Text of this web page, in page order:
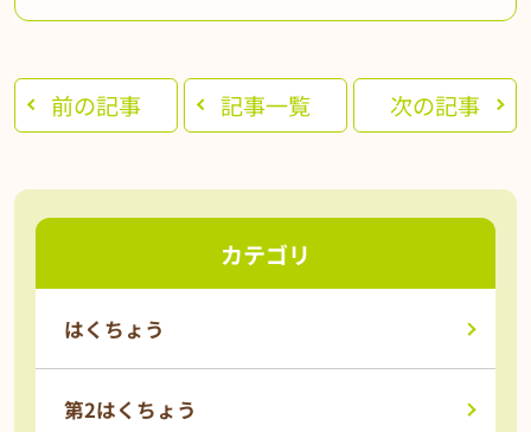
前の記事 記事一覧 次の記事
カテゴリ
はくちょう
第2はくちょう